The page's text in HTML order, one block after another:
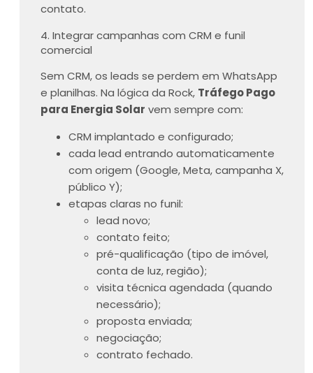
contato.
4. Integrar campanhas com CRM e funil
comercial
Sem CRM, os leads se perdem em WhatsApp
e planilhas. Na lógica da Rock, Tráfego Pago
para Energia Solar vem sempre com:
CRM implantado e configurado;
cada lead entrando automaticamente
com origem (Google, Meta, campanha X,
público Y);
etapas claras no funil:
lead novo;
contato feito;
pré-qualificação (tipo de imóvel,
conta de luz, região);
visita técnica agendada (quando
necessário);
proposta enviada;
negociação;
contrato fechado.